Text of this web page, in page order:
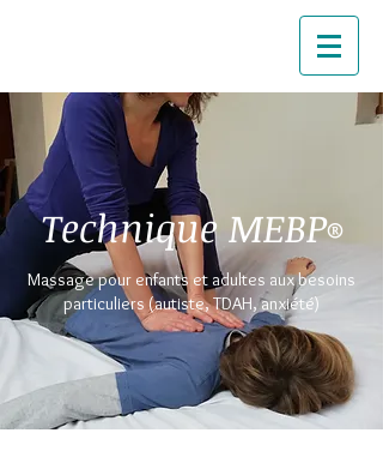
Technique MEBP®
Massage pour enfants et adultes aux besoins
particuliers (autiste, TDAH, anxiété)